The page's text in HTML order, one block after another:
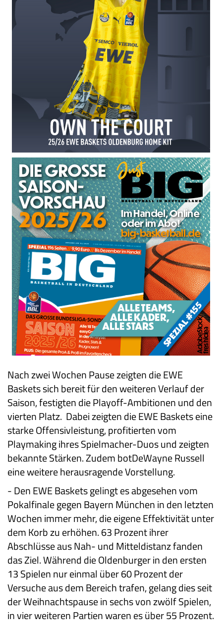
Nach zwei Wochen Pause zeigten die EWE
Baskets sich bereit für den weiteren Verlauf der
Saison, festigten die Playoff-Ambitionen und den
vierten Platz. Dabei zeigten die EWE Baskets eine
starke Offensivleistung, profitierten vom
Playmaking ihres Spielmacher-Duos und zeigten
bekannte Stärken. Zudem botDeWayne Russell
eine weitere herausragende Vorstellung.
-Den EWE Baskets gelingt es abgesehen vom
Pokalfinale gegen Bayern München in den letzten
Wochen immer mehr, die eigene Effektivität unter
dem Korb zu erhöhen. 63 Prozent ihrer
Abschlüsse aus Nah- und Mitteldistanz fanden
das Ziel. Während die Oldenburger in den ersten
13 Spielen nur einmal über 60 Prozent der
Versuche aus dem Bereich trafen, gelang dies seit
der Weihnachtspause in sechs von zwölf Spielen,
in vier weiteren Partien waren es über 55 Prozent.